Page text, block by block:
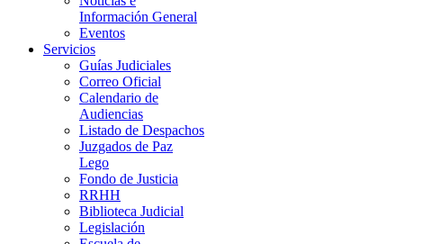
Información General
Eventos
Servicios
Guías Judiciales
Correo Oficial
Calendario de
Audiencias
Listado de Despachos
Juzgados de Paz
Lego
Fondo de Justicia
RRHH
Biblioteca Judicial
Legislación